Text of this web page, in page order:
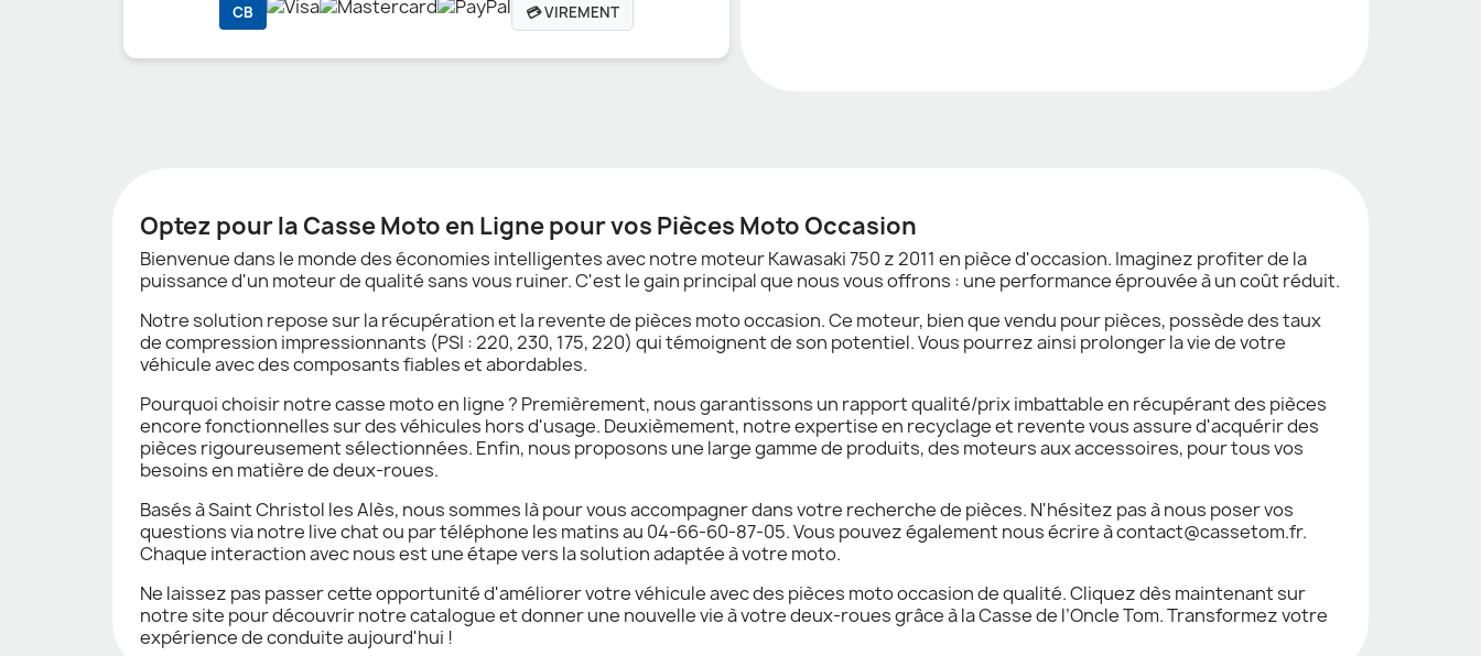
CB 💳 VIREMENT
Optez pour la Casse Moto en Ligne pour vos Pièces Moto Occasion
Bienvenue dans le monde des économies intelligentes avec notre moteur Kawasaki 750 z 2011 en pièce d'occasion. Imaginez profiter de la
puissance d'un moteur de qualité sans vous ruiner. C'est le gain principal que nous vous offrons : une performance éprouvée à un coût réduit.
Notre solution repose sur la récupération et la revente de pièces moto occasion. Ce moteur, bien que vendu pour pièces, possède des taux
de compression impressionnants (PSI : 220, 230, 175, 220) qui témoignent de son potentiel. Vous pourrez ainsi prolonger la vie de votre
véhicule avec des composants fiables et abordables.
Pourquoi choisir notre casse moto en ligne ? Premièrement, nous garantissons un rapport qualité/prix imbattable en récupérant des pièces
encore fonctionnelles sur des véhicules hors d'usage. Deuxièmement, notre expertise en recyclage et revente vous assure d'acquérir des
pièces rigoureusement sélectionnées. Enfin, nous proposons une large gamme de produits, des moteurs aux accessoires, pour tous vos
besoins en matière de deux-roues.
Basés à Saint Christol les Alès, nous sommes là pour vous accompagner dans votre recherche de pièces. N'hésitez pas à nous poser vos
questions via notre live chat ou par téléphone les matins au 04-66-60-87-05. Vous pouvez également nous écrire à contact@cassetom.fr.
Chaque interaction avec nous est une étape vers la solution adaptée à votre moto.
Ne laissez pas passer cette opportunité d'améliorer votre véhicule avec des pièces moto occasion de qualité. Cliquez dès maintenant sur
notre site pour découvrir notre catalogue et donner une nouvelle vie à votre deux-roues grâce à la Casse de l’Oncle Tom. Transformez votre
expérience de conduite aujourd'hui !